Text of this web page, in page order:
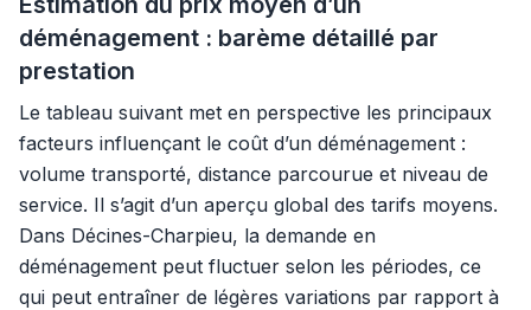
déménagement : barème détaillé par
prestation
Le tableau suivant met en perspective les principaux
facteurs influençant le coût d’un déménagement :
volume transporté, distance parcourue et niveau de
service. Il s’agit d’un aperçu global des tarifs moyens.
Dans Décines-Charpieu, la demande en
déménagement peut fluctuer selon les périodes, ce
qui peut entraîner de légères variations par rapport à